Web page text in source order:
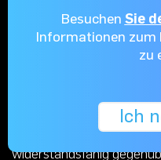
Besuchen Sie
Informationen zum
zu
Ich
für eine
Modells sorgt. Zu dieser
Installation zu
erhöht die Stabilität und
widerstandsfähig